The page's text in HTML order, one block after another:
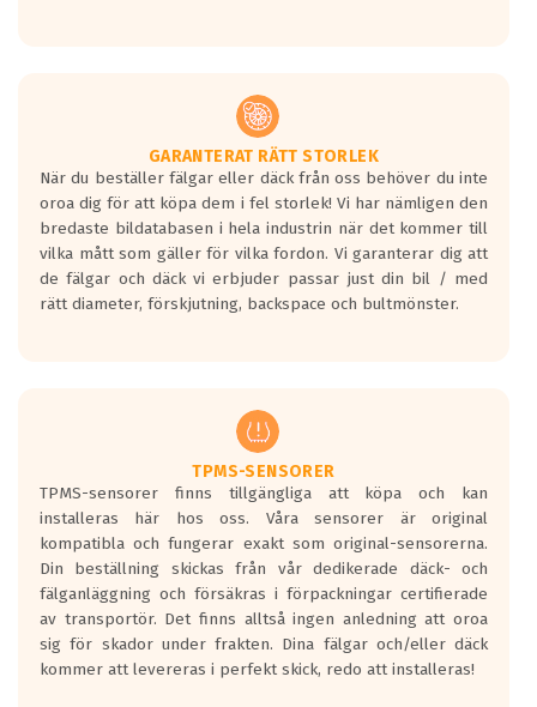
Vid körning i över 50km/h brukar
rullmotståndets ljud överträffa
motorljudet.
På däckmärkningen kommer det finnas
en symbol av ett däck med vågar. Hög
bullernivå markeras med svarta vågor
medans de vita vågorna påvisar om det är
ett tyst däck.
regelverket som introduceras år 2016.
Ett däck med två svarta vågor är redan
godkända för år 2016 nya regelverk.
Ett däck med en svart våg kommer vara
minst tre decibel tystare än det
regelverk som börjar gälla 2016.
GARANTERAT RÄTT STORLEK
När du beställer fälgar eller däck från oss behöver du inte
oroa dig för att köpa dem i fel storlek! Vi har nämligen den
bredaste bildatabasen i hela industrin när det kommer till
vilka mått som gäller för vilka fordon. Vi garanterar dig att
de fälgar och däck vi erbjuder passar just din bil / med
rätt diameter, förskjutning, backspace och bultmönster.
TPMS-SENSORER
TPMS-sensorer finns tillgängliga att köpa och kan
installeras här hos oss. Våra sensorer är original
kompatibla och fungerar exakt som original-sensorerna.
Din beställning skickas från vår dedikerade däck- och
fälganläggning och försäkras i förpackningar certifierade
av transportör. Det finns alltså ingen anledning att oroa
sig för skador under frakten. Dina fälgar och/eller däck
kommer att levereras i perfekt skick, redo att installeras!